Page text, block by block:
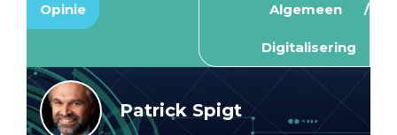
Opinie Algemeen
Digitalisering
Patrick Spigt